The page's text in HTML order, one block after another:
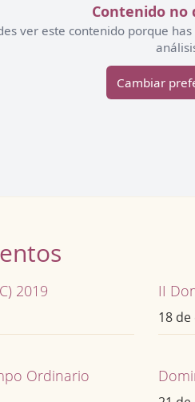
Contenido no
ver este contenido porque
Cambiar
2019 II
18
Ordinario